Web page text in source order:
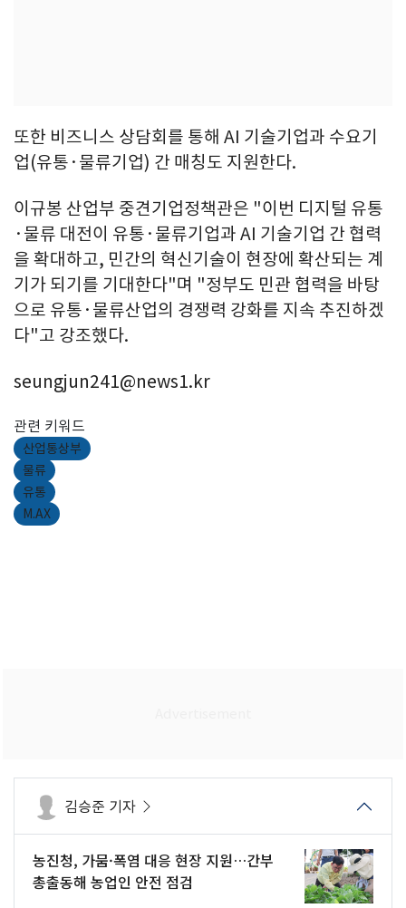
또한 비즈니스 상담회를 통해 AI 기술기업과 수요기
업(유통·물류기업) 간 매칭도 지원한다.
이규봉 산업부 중견기업정책관은 "이번 디지털 유통
·물류 대전이 유통·물류기업과 AI 기술기업 간 협력
을 확대하고, 민간의 혁신기술이 현장에 확산되는 계
기가 되기를 기대한다"며 "정부도 민관 협력을 바탕
으로 유통·물류산업의 경쟁력 강화를 지속 추진하겠
다"고 강조했다.
seungjun241@news1.kr
관련 키워드
산업통상부
물류
유통
M.AX
김승준 기자
농진청, 가뭄·폭염 대응 현장 지원…간부
총출동해 농업인 안전 점검